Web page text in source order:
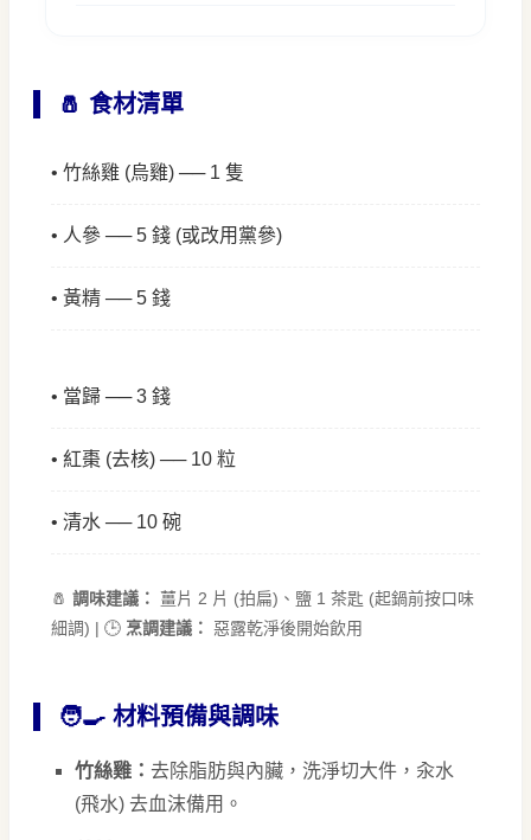
🧂 食材清單
• 竹絲雞 (烏雞) ── 1 隻
• 人參 ── 5 錢 (或改用黨參)
• 黃精 ── 5 錢
• 當歸 ── 3 錢
• 紅棗 (去核) ── 10 粒
• 清水 ── 10 碗
🧂 調味建議： 薑片 2 片 (拍扁)、鹽 1 茶匙 (起鍋前按口味
細調) | 🕒 烹調建議： 惡露乾淨後開始飲用
🧑‍🍳 材料預備與調味
竹絲雞： 去除脂肪與內臟，洗淨切大件，汆水
(飛水) 去血沫備用。